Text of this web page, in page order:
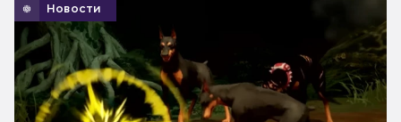
Новости